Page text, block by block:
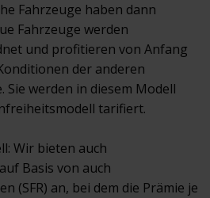
Fahrzeuge haben dann
Fahrzeuge werden
und profitieren von Anfang
der anderen
Sie werden in diesem Modell
tarifiert.
Wir bieten auch
Basis von auch
(SFR) an, bei dem die Prämie je